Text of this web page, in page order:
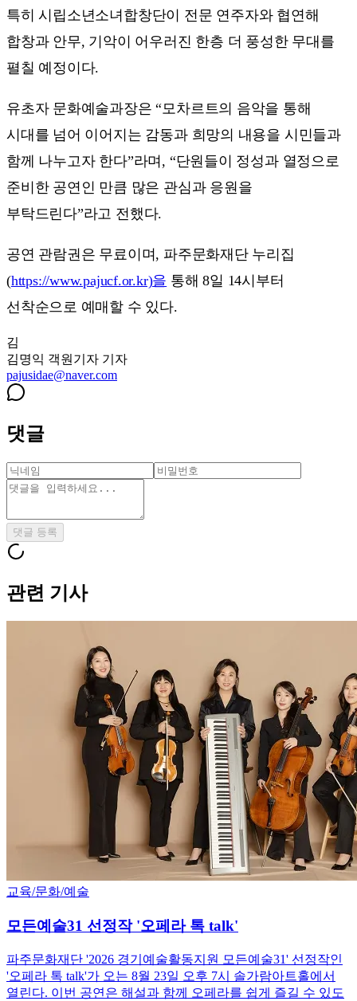
특히 시립소년소녀합창단이 전문 연주자와 협연해
합창과 안무, 기악이 어우러진 한층 더 풍성한 무대를
펼칠 예정이다.
유초자 문화예술과장은 “모차르트의 음악을 통해
시대를 넘어 이어지는 감동과 희망의 내용을 시민들과
함께 나누고자 한다”라며, “단원들이 정성과 열정으로
준비한 공연인 만큼 많은 관심과 응원을
부탁드린다”라고 전했다.
공연 관람권은 무료이며, 파주문화재단 누리집
(https://www.pajucf.or.kr)을 통해 8일 14시부터
선착순으로 예매할 수 있다.
김
김명익 객원기자 기자
pajusidae@naver.com
댓글
댓글 등록
관련 기사
교육/문화/예술
모든예술31 선정작 '오페라 톡 talk'
파주문화재단 '2026 경기예술활동지원 모든예술31' 선정작인
'오페라 톡 talk'가 오는 8월 23일 오후 7시 솔가람아트홀에서
열린다. 이번 공연은 해설과 함께 오페라를 쉽게 즐길 수 있도